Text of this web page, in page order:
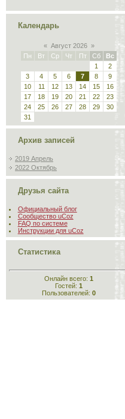
Календарь
« Август 2026 »
Пн
Вт Ср Чт Пт Сб
Вс
1
2
3
4 5 6 7 8
9
10
11 12 13 14 15
16
17
18 19 20 21 22
23
24
25 26 27 28 29
30
31
Архив записей
2019 Апрель
2022 Октябрь
Друзья сайта
Официальный блог
Сообщество uCoz
FAQ по системе
Инструкции для uCoz
Статистика
Онлайн всего: 1
Гостей: 1
Пользователей: 0